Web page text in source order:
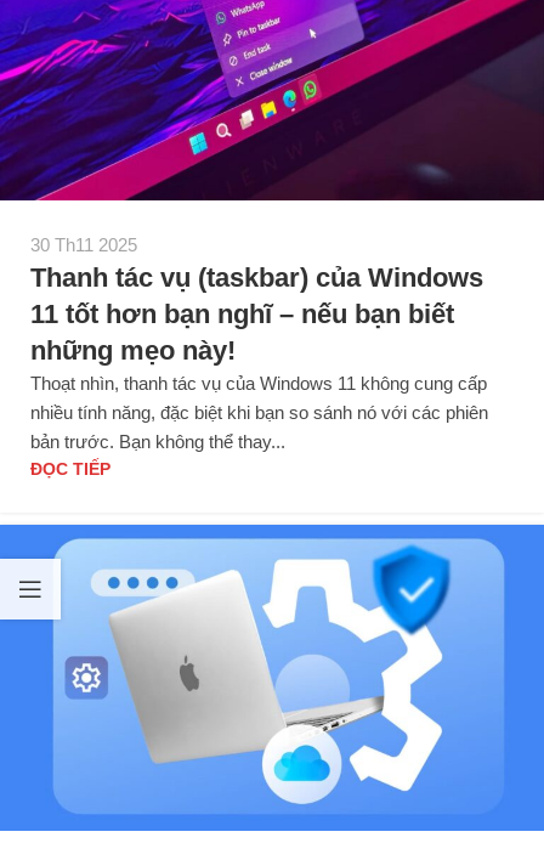
30 Th11 2025
Thanh tác vụ (taskbar) của Windows
11 tốt hơn bạn nghĩ – nếu bạn biết
những mẹo này!
Thoạt nhìn, thanh tác vụ của Windows 11 không cung cấp
nhiều tính năng, đặc biệt khi bạn so sánh nó với các phiên
bản trước. Bạn không thể thay...
ĐỌC TIẾP